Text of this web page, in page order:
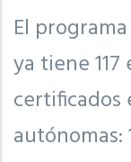
El programa
ya tiene
certificados
autónomas: